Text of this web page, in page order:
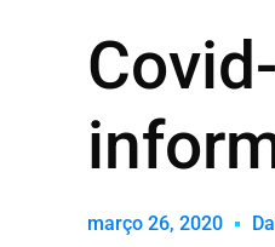
março 26, 2020